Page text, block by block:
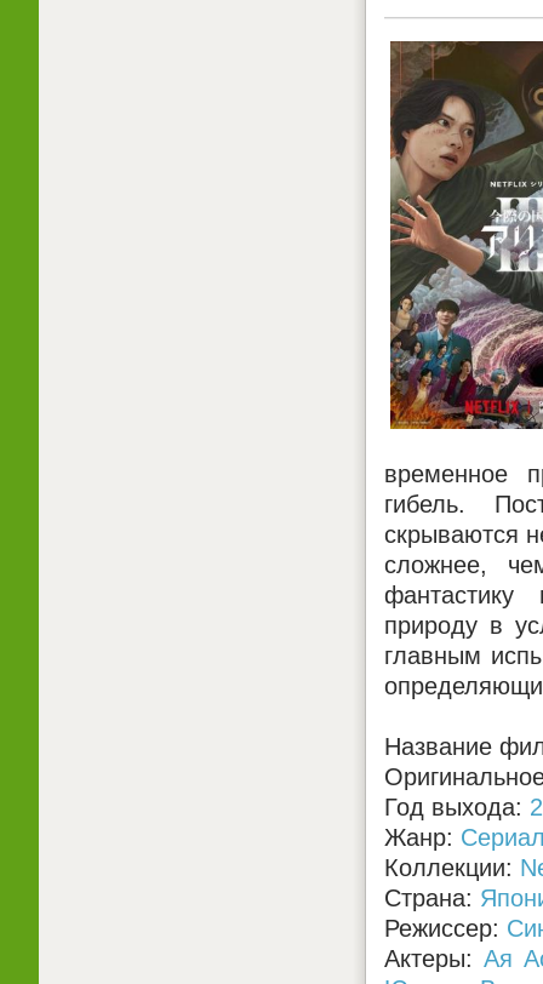
временное
гибель.
скрываются
сложнее,
фантастику
природу в
главным
Название
Год выхода:
Жанр:
Коллекции:
Страна:
Режиссер:
Актеры: Ая